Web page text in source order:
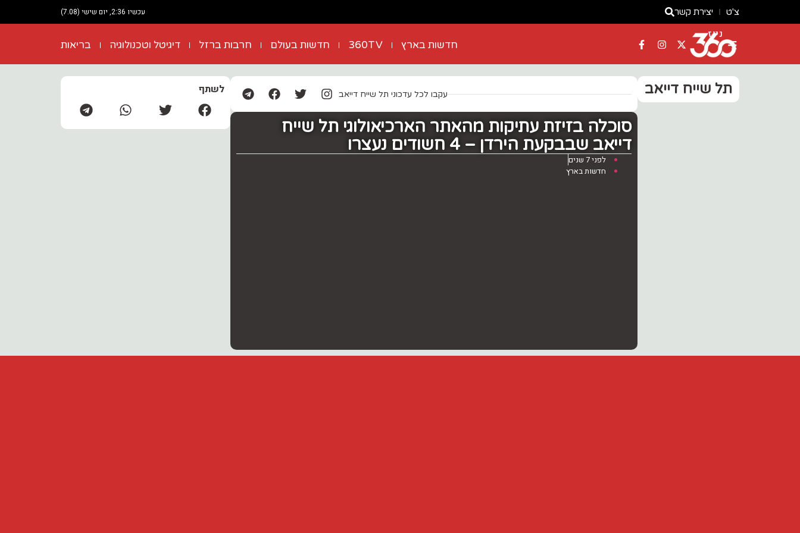
צ'ט יצירת קשר עכשיו 2:36, יום שישי (7.08)
ניוז
חדשות בארץ 360TV חדשות בעולם חרבות ברזל דיגיטל וטכנולוגיה בריאות
תל שייח דייאב עקבו לכל עדכוני תל שייח דייאב
סוכלה בזיזת עתיקות מהאתר הארכיאולוגי תל שייח
דייאב שבבקעת הירדן – 4 חשודים נעצרו
לפני 7 שנים
חדשות בארץ
לשתף